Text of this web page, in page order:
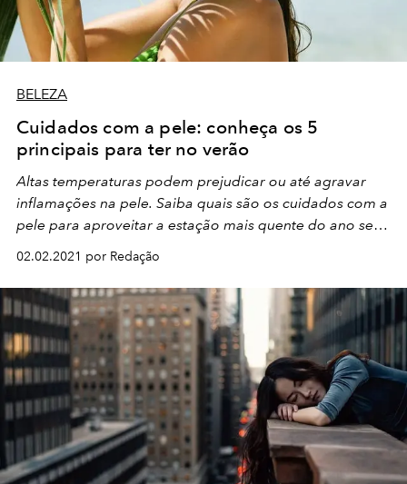
BELEZA
Cuidados com a pele: conheça os 5
principais para ter no verão
Altas temperaturas podem prejudicar ou até agravar
inflamações na pele. Saiba quais são os cuidados com a
pele para aproveitar a estação mais quente do ano sem
02.02.2021 por Redação